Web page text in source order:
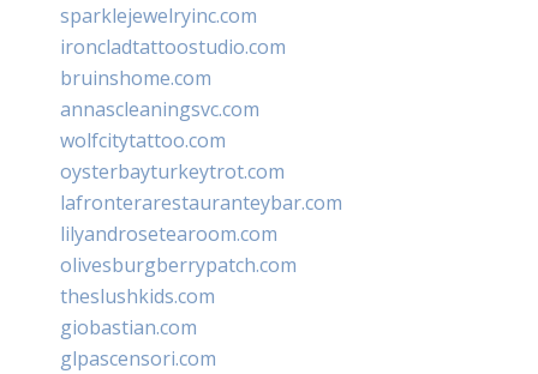
sparklejewelryinc.com
ironcladtattoostudio.com
bruinshome.com
annascleaningsvc.com
wolfcitytattoo.com
oysterbayturkeytrot.com
lafronterarestauranteybar.com
lilyandrosetearoom.com
olivesburgberrypatch.com
theslushkids.com
giobastian.com
glpascensori.com